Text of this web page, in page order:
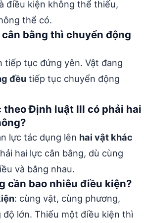
điều kiện không thể thiếu,
thể có.
bằng thì chuyển động
tiếp tục đứng yên. Vật đang
đều tiếp tục chuyển động
theo Định luật III có phải hai
lực tác dụng lên hai vật khác
hai lực cân bằng, dù cùng
và bằng nhau.
cần bao nhiêu điều kiện?
: cùng vật, cùng phương,
độ lớn. Thiếu một điều kiện thì